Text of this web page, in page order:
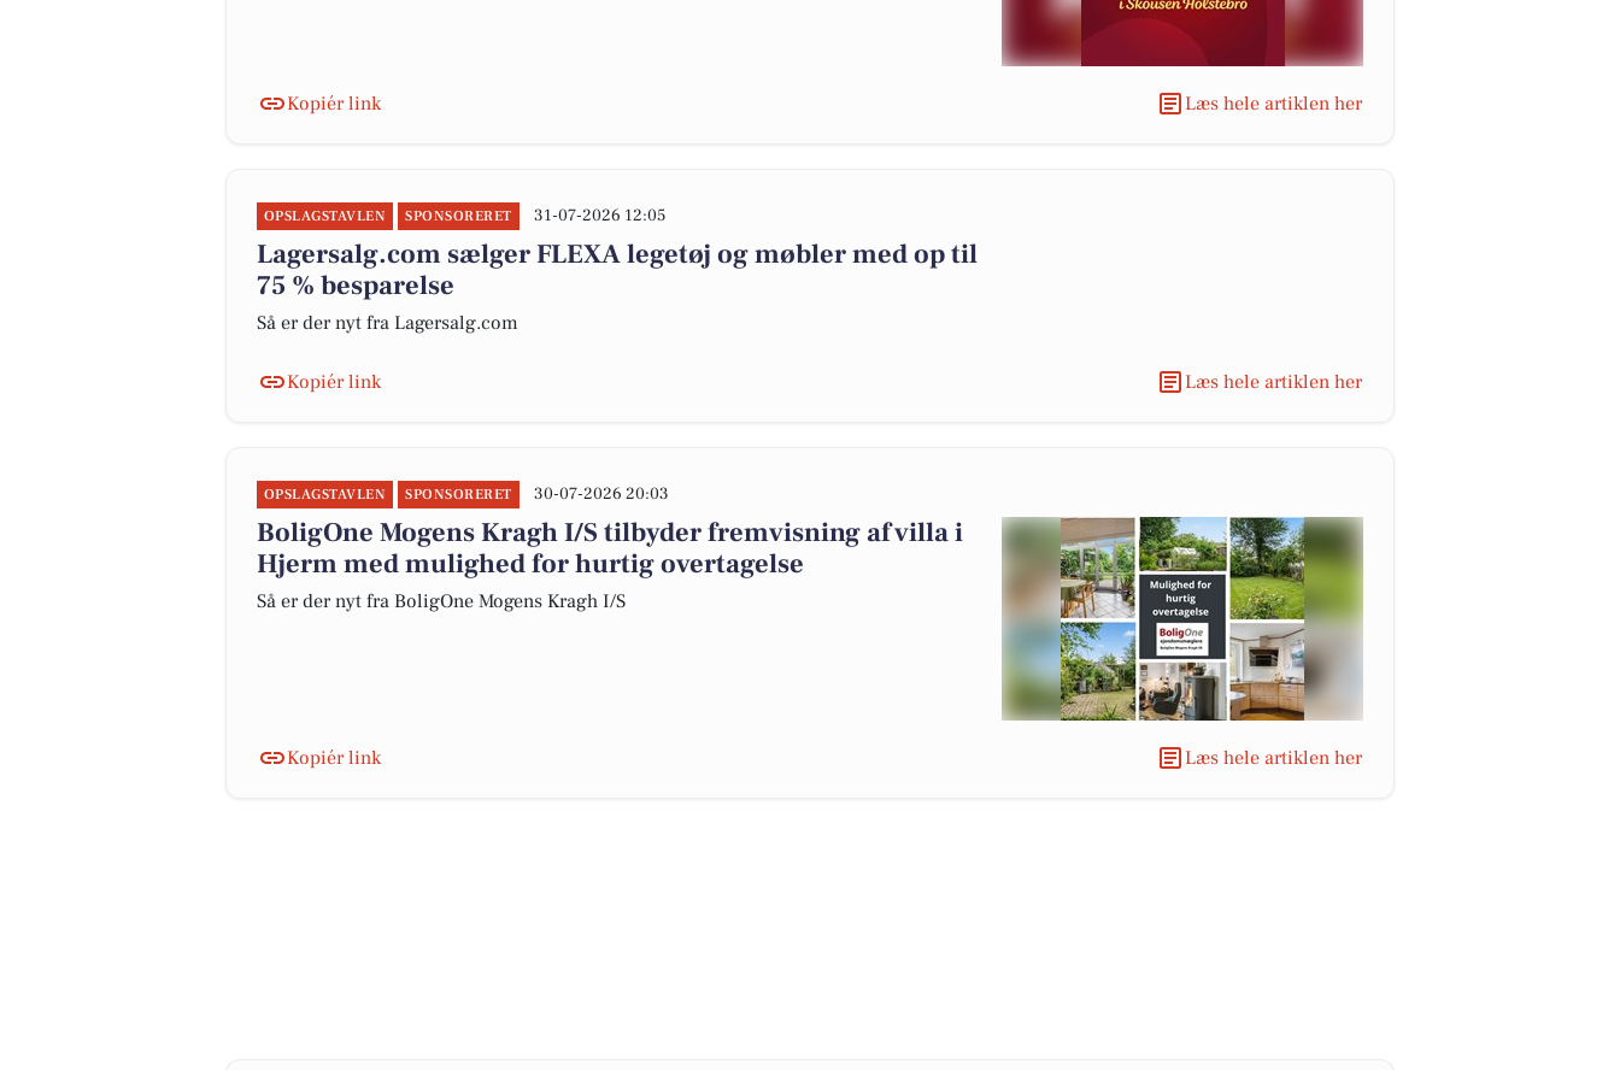
Kopiér link Læs hele artiklen her
OPSLAGSTAVLEN SPONSORERET 31-07-2026 12:05
Lagersalg.com sælger FLEXA legetøj og møbler med op til
75 % besparelse
Så er der nyt fra Lagersalg.com
Kopiér link Læs hele artiklen her
OPSLAGSTAVLEN SPONSORERET 30-07-2026 20:03
BoligOne Mogens Kragh I/S tilbyder fremvisning af villa i
Hjerm med mulighed for hurtig overtagelse
Så er der nyt fra BoligOne Mogens Kragh I/S
Kopiér link Læs hele artiklen her